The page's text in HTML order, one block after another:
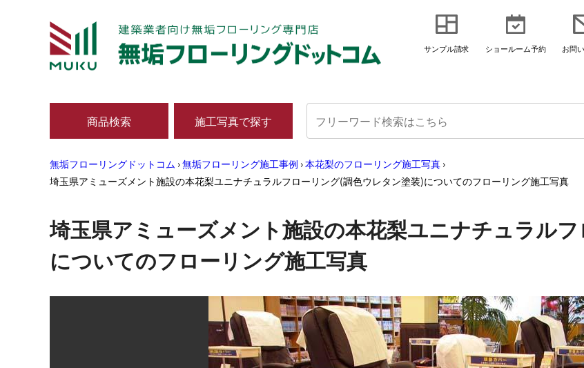
サンプル請求 ショールーム予約 お問
商品検索 施工写真で探す
無垢フローリングドットコム ›無垢フローリング施工事例 ›本花梨のフローリング施工写真 ›
埼玉県アミューズメント施設の本花梨ユニナチュラルフローリング(調色ウレタン塗装)についてのフローリング施工写真
埼玉県アミューズメント施設の本花梨ユニナチュラル
についてのフローリング施工写真